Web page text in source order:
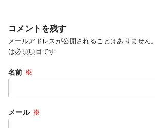
コメントを残す
メールアドレスが公開されることはありません。
は必須項目です
名前 ※
メール ※